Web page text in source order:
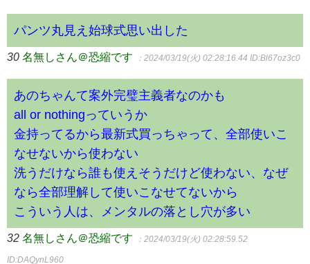
パンツ丸見え始球式思い出した
30 名無しさん＠恐縮です ：2024/03/19(火) 02:28:16.44 ID:Bl67oz3c0
あのちゃんて案外完璧主義者なのかも
all or nothingっていうか
金持ってるから最新式買っちゃって、全部使いこ
なせないから使わない
洗うだけなら誰も使えそうだけど使わない、なぜ
なら全部理解して使いこなせてないから
こういう人は、メンタルの落とし穴が多い
32 名無しさん＠恐縮です ：2024/03/19(火) 02:28:59.52
ID:DAQynL960